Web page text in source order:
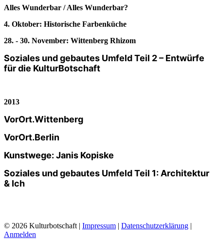
Alles Wunderbar / Alles Wunderbar?
4. Oktober: Historische Farbenküche
28. - 30. November: Wittenberg Rhizom
Soziales und gebautes Umfeld Teil 2 – Entwürfe
für die KulturBotschaft
2013
VorOrt.Wittenberg
VorOrt.Berlin
Kunstwege: Janis Kopiske
Soziales und gebautes Umfeld Teil 1: Architektur
& Ich
© 2026 Kulturbotschaft | Impressum | Datenschutzerklärung |
Anmelden